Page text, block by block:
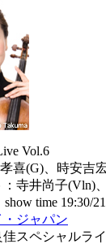
Vol.6
喜(G)、時安吉
尚子(Vln)、
time 19:30/
・ジャパン
スペシャルラ